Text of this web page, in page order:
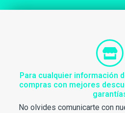
Para cualquier información
compras con mejores
No olvides comunicarte con